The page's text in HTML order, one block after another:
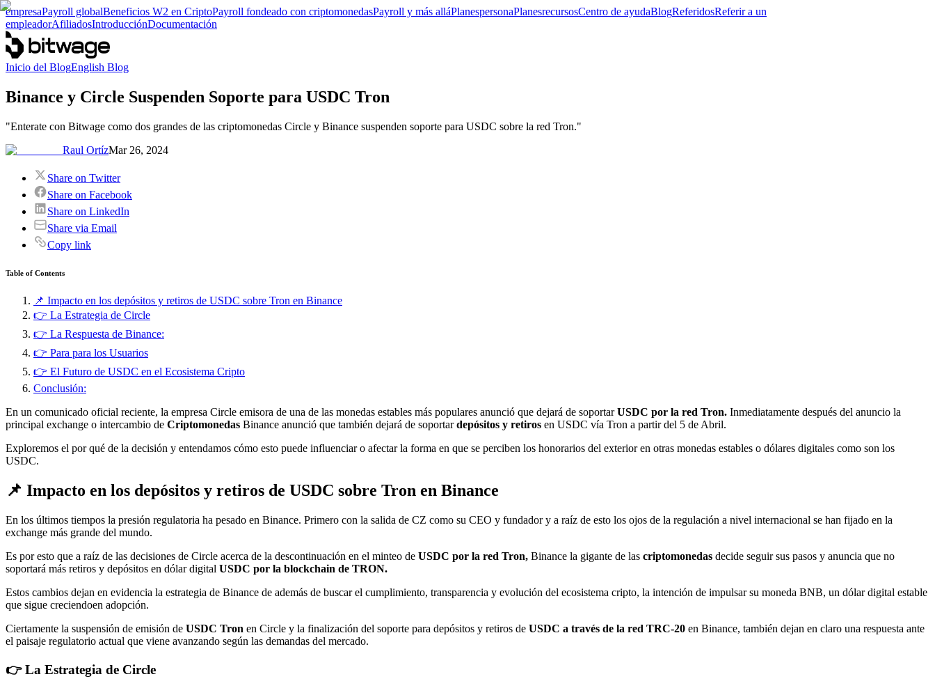
empresaPayroll globalBeneficios W2 en CriptoPayroll fondeado con criptomonedasPayroll y más alláPlanespersonaPlanesrecursosCentro de ayudaBlogReferidosReferir a un
empleadorAfiliadosIntroducciónDocumentación
Inicio del BlogEnglish Blog
Binance y Circle Suspenden Soporte para USDC Tron
"Enterate con Bitwage como dos grandes de las criptomonedas Circle y Binance suspenden soporte para USDC sobre la red Tron."
Raul OrtízMar 26, 2024
Share on Twitter
Share on Facebook
Share on LinkedIn
Share via Email
Copy link
Table of Contents
📌 Impacto en los depósitos y retiros de USDC sobre Tron en Binance
👉 La Estrategia de Circle
👉 La Respuesta de Binance:
👉 Para para los Usuarios
👉 El Futuro de USDC en el Ecosistema Cripto
Conclusión:
En un comunicado oficial reciente, la empresa Circle emisora de una de las monedas estables más populares anunció que dejará de soportarUSDC por la red Tron. Inmediatamente después del anuncio la
principal exchange o intercambio de Criptomonedas Binance anunció que también dejará de soportardepósitos y retiros en USDC vía Tron a partir del 5 de Abril.
Exploremos el por qué de la decisión y entendamos cómo esto puede influenciar o afectar la forma en que se perciben los honorarios del exterior en otras monedas estables o dólares digitales como son los
USDC.
📌 Impacto en los depósitos y retiros de USDC sobre Tron en Binance
En los últimos tiempos la presión regulatoria ha pesado en Binance. Primero con la salida de CZ como su CEO y fundador y a raíz de esto los ojos de la regulación a nivel internacional se han fijado en la
exchange más grande del mundo.
Es por esto que a raíz de las decisiones de Circle acerca de la descontinuación en el minteo de USDC por la red Tron, Binance la gigante de las criptomonedas decide seguir sus pasos y anuncia que no
soportará más retiros y depósitos en dólar digital USDC por la blockchain de TRON.
Estos cambios dejan en evidencia la estrategia de Binance de además de buscar el cumplimiento, transparencia y evolución del ecosistema cripto, la intención de impulsar su moneda BNB, un dólar digital estable
que sigue creciendoen adopción.
Ciertamente la suspensión de emisión de USDC Tron en Circle y la finalización del soporte para depósitos y retiros de USDC a través de la red TRC-20 en Binance, también dejan en claro una respuesta ante
el paisaje regulatorio actual que viene avanzando según las demandas del mercado.
👉 La Estrategia de Circle